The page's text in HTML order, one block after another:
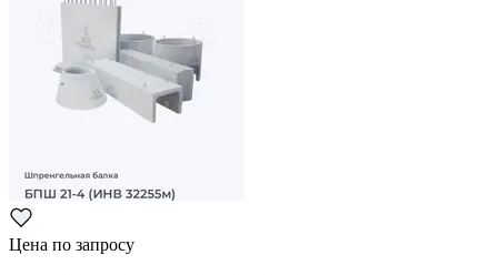
Цена по запросу